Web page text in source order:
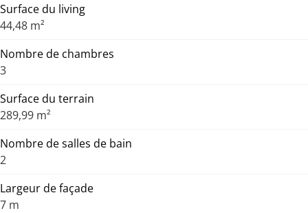
Surface du living
44,48 m²
Nombre de chambres
3
Surface du terrain
289,99 m²
Nombre de salles de bain
2
Largeur de façade
7 m